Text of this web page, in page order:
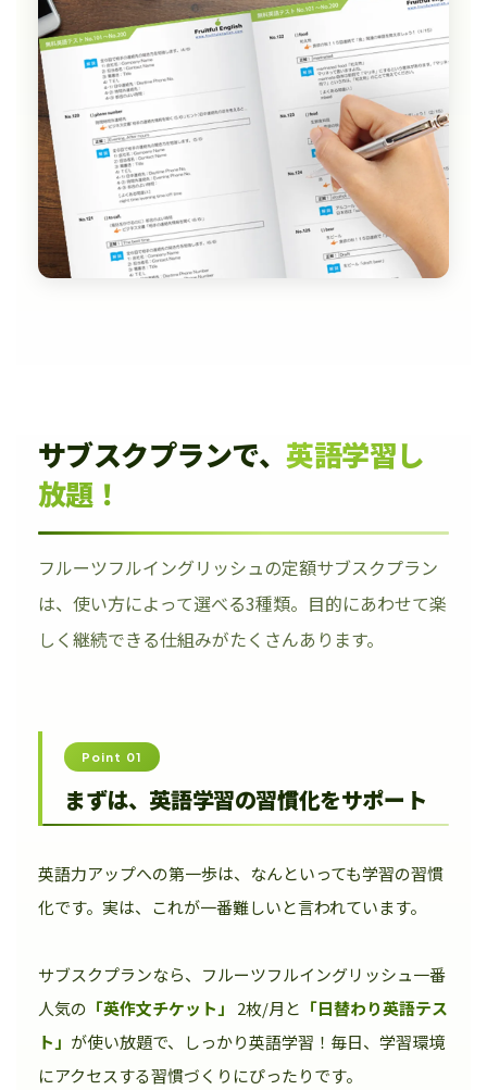
サブスクプランで、 英語学習し
放題！
フルーツフルイングリッシュの定額サブスクプラン
は、使い方によって選べる3種類。目的にあわせて楽
しく継続できる仕組みがたくさんあります。
Point 01
まずは、英語学習の習慣化をサポート
英語力アップへの第一歩は、なんといっても学習の習慣
化です。実は、これが一番難しいと言われています。
サブスクプランなら、フルーツフルイングリッシュ一番
人気の 「英作文チケット」 2枚/月と 「日替わり英語テス
ト」 が使い放題で、しっかり英語学習！毎日、学習環境
にアクセスする習慣づくりにぴったりです。